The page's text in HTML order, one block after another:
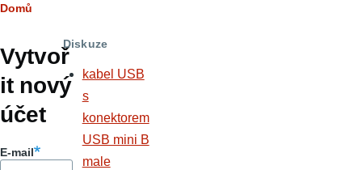
Hlavní
záložky
Drobečková
navigace
Domů
Vytvoř
it nový
účet
E-mail
Diskuze
kabel USB
s
konektorem
USB mini B
male